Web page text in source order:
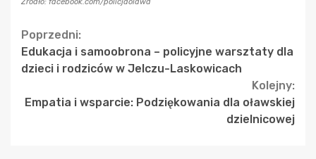
Continue
Reading
Poprzedni:
Edukacja i samoobrona – policyjne warsztaty dla
dzieci i rodziców w Jelczu-Laskowicach
Kolejny:
Empatia i wsparcie: Podziękowania dla oławskiej
dzielnicowej